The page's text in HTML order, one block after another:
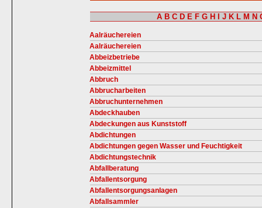
A B C D E F G H J K L M N
Aalräuchereien
Aalräuchereien
Abbeizbetriebe
Abbeizmittel
Abbruch
Abbrucharbeiten
Abbruchunternehmen
Abdeckhauben
Abdeckungen aus Kunststoff
Abdichtungen
Abdichtungen gegen Wasser und Feuchtigkeit
Abdichtungstechnik
Abfallberatung
Abfallentsorgung
Abfallentsorgungsanlagen
Abfallsammler